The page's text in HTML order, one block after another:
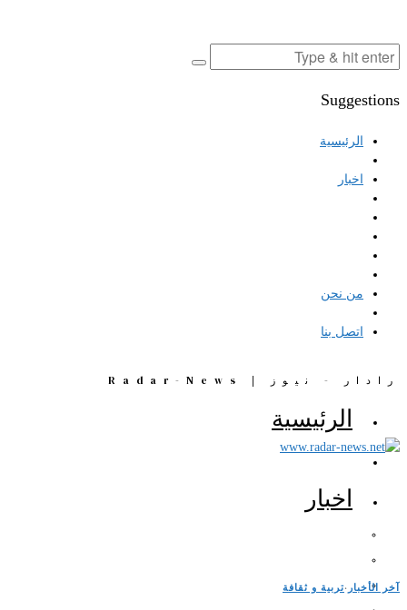
Suggestions
الرئيسية
اخبار
من نحن
اتصل بنا
رادار - نيوز | Radar-News
الرئيسية
اخبار
آخر الأخبار ·تربية و ثقافة